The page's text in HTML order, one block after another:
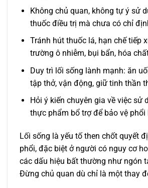
Không chủ quan, không tự ý sử
thuốc điều trị mà chưa có chỉ
Tránh hút thuốc lá, hạn chế tiếp
trường ô nhiễm, bụi bẩn, hóa
Duy trì lối sống lành mạnh: ăn
tập thở, vận động, giữ tinh thần
Hỏi ý kiến chuyên gia về việc sử
thực phẩm bổ trợ để bảo vệ phổi
Lối sống là yếu tố then chốt quyết
phổi, đặc biệt ở người có nguy cơ
các dấu hiệu bất thường như ngón
Đừng chủ quan dù chỉ là một thay